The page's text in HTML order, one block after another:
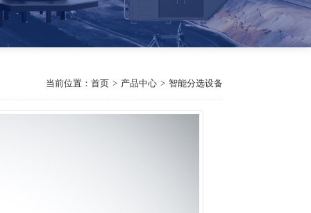
当前位置： 首页 > 产品中心 > 智能分选设备